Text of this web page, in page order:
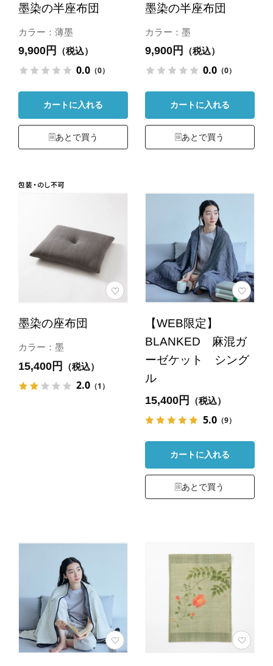
墨染の半座布団
カラー：薄墨
9,900円 （税込）
0.0（0）
カートに入れる
あとで買う
墨染の半座布団
カラー：墨
9,900円 （税込）
0.0（0）
カートに入れる
あとで買う
墨染の座布団
カラー：墨
15,400円 （税込）
2.0（1）
【WEB限定】
BLANKED 麻混ガ
ーゼケット シング
ル
15,400円 （税込）
5.0（9）
カートに入れる
あとで買う